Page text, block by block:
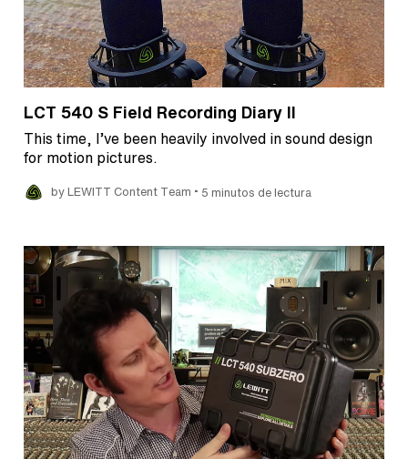
LCT 540 S Field Recording Diary II
This time, I’ve been heavily involved in sound design
for motion pictures.
by LEWITT Content Team • 5 minutos de lectura